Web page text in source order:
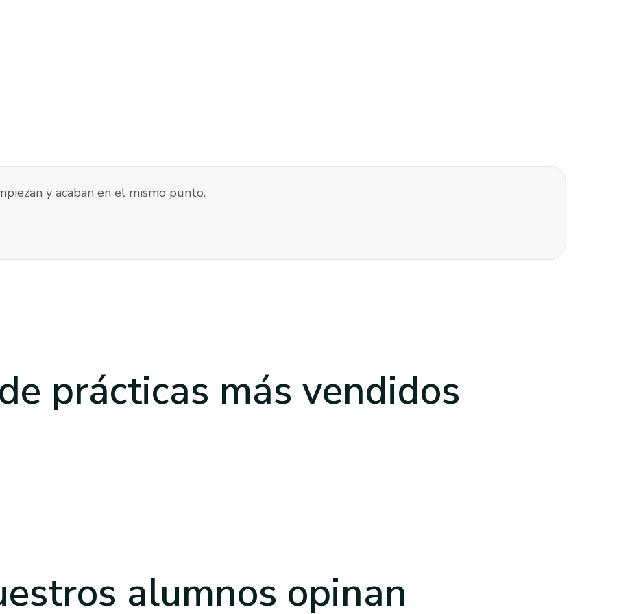
y acaban en el mismo punto.
prácticas más vendidos
alumnos opinan